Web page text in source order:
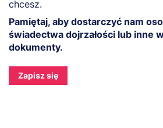
chcesz.
Pamiętaj, aby dostarczyć nam
świadectwa dojrzałości lub inne
dokumenty.
Zapisz się